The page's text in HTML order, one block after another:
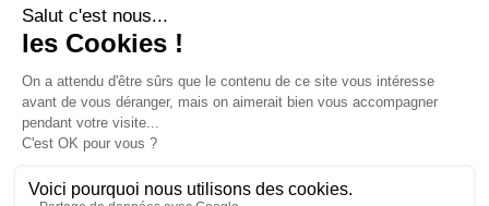
Nos structures et services
Je VEUX Adhérer
ABonnez-vous à nos newsletter
Mentions légales